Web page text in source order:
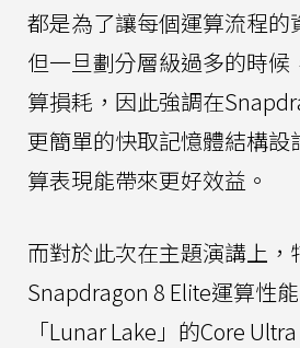
都是為了讓每個運算流程的
但一旦劃分層級過多的時候
算損耗，因此強調在
更簡單的快取記憶體結構設
算表現能帶來更好效益。
而對於此次在主題演講上，
Snapdragon 8 Elite運算性
「Lunar Lake」的Core